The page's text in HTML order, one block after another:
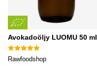
Avokadoöljy LUOMU 50 ml
Rawfoodshop